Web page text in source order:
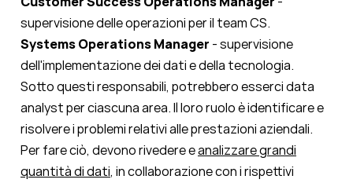
supervisione delle operazioni per il team CS.
Systems Operations Manager - supervisione
dell'implementazione dei dati e della tecnologia.
Sotto questi responsabili, potrebbero esserci data
analyst per ciascuna area. Il loro ruolo èidentificare e
risolvere i problemi relativi alle prestazioni aziendali.
Per fare ciò, devono rivedere eanalizzare grandi
quantità di dati, in collaborazione con i rispettivi